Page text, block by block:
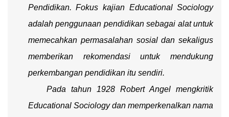
Pendidikan. Fokus kajian Educational Sociology
adalah penggunaan pendidikan sebagai alat untuk
memecahkan permasalahan sosial dan sekaligus
memberikan rekomendasi untuk mendukung
perkembangan pendidikan itu sendiri.
Pada tahun 1928 Robert Angel mengkritik
Educational Sociologydan memperkenalkan nama